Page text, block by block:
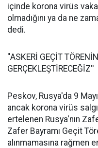
içinde korona virüs
olmadığını ya da ne
dedi.
''ASKERİ GEÇİT
GERÇEKLEŞTİRECEĞİZ''
Peskov, Rusya'da 9
ancak korona virüs
ertelenen Rusya'nın
Zafer Bayramı Geçit
alınmamasına rağmen